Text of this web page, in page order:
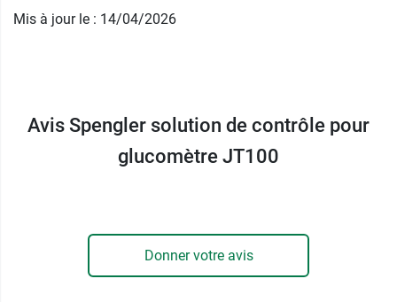
vérifier la précisiondu système, pour un
meilleur traitement.
nouveau lot de bandelettes ou en cas de doute
sur les résultats obtenus.
La solution de contrôle Spengler est l'accessoire
Elle permet de vérifier si l'appareil fonctionne
bien, notamment lorsqu'il affiche des résultats
Mis à jour le : 14/04/2026
Avis Spengler solution de contrôle pour
glucomètre JT100
Donner votre avis